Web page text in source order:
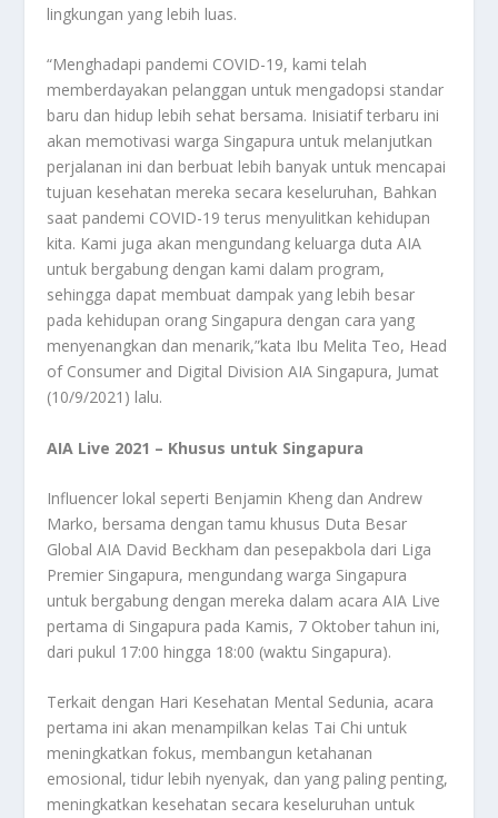
lingkungan yang lebih luas.
“Menghadapi pandemi COVID-19, kami telah
memberdayakan pelanggan untuk mengadopsi standar
baru dan hidup lebih sehat bersama. Inisiatif terbaru ini
akan memotivasi warga Singapura untuk melanjutkan
perjalanan ini dan berbuat lebih banyak untuk mencapai
tujuan kesehatan mereka secara keseluruhan, Bahkan
saat pandemi COVID-19 terus menyulitkan kehidupan
kita. Kami juga akan mengundang keluarga duta AIA
untuk bergabung dengan kami dalam program,
sehingga dapat membuat dampak yang lebih besar
pada kehidupan orang Singapura dengan cara yang
menyenangkan dan menarik,”kata Ibu Melita Teo, Head
of Consumer and Digital Division AIA Singapura, Jumat
(10/9/2021) lalu.
AIA Live 2021 – Khusus untuk Singapura
Influencer lokal seperti Benjamin Kheng dan Andrew
Marko, bersama dengan tamu khusus Duta Besar
Global AIA David Beckham dan pesepakbola dari Liga
Premier Singapura, mengundang warga Singapura
untuk bergabung dengan mereka dalam acara AIA Live
pertama di Singapura pada Kamis, 7 Oktober tahun ini,
dari pukul 17:00 hingga 18:00 (waktu Singapura).
Terkait dengan Hari Kesehatan Mental Sedunia, acara
pertama ini akan menampilkan kelas Tai Chi untuk
meningkatkan fokus, membangun ketahanan
emosional, tidur lebih nyenyak, dan yang paling penting,
meningkatkan kesehatan secara keseluruhan untuk